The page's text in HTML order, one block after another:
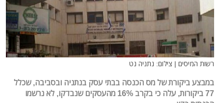
רשות המיסים | צילום: נתניה נט
במבצע ביקורת של מס הכנסה בבתי עסק בנתניה ובסביבה, שכלל
77 ביקורות, עלה כי בקרב 16% מהעסקים שנבדקו, לא נרשמו